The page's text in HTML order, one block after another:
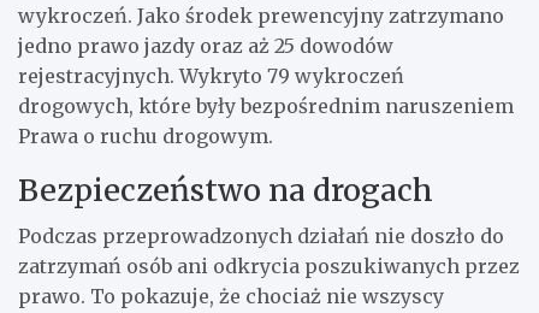
wykroczeń. Jako środek prewencyjny zatrzymano
jedno prawo jazdy oraz aż 25 dowodów
rejestracyjnych. Wykryto 79 wykroczeń
drogowych, które były bezpośrednim naruszeniem
Prawa o ruchu drogowym.
Bezpieczeństwo na drogach
Podczas przeprowadzonych działań nie doszło do
zatrzymań osób ani odkrycia poszukiwanych przez
prawo. To pokazuje, że chociaż nie wszyscy